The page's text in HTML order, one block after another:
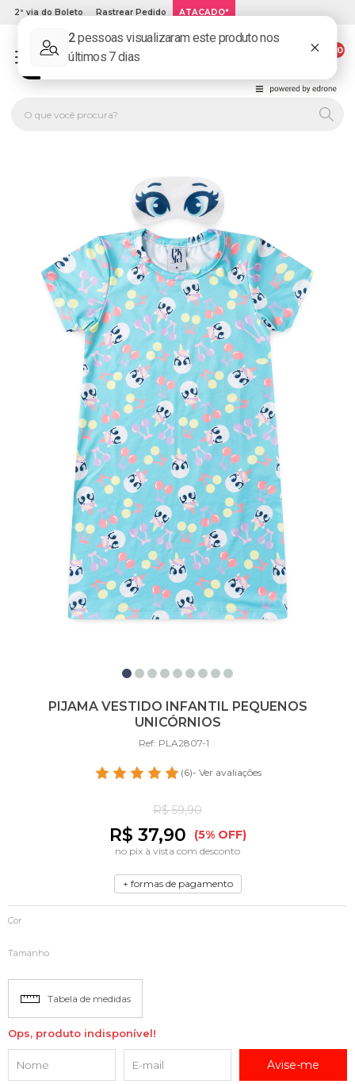
2ª via do Boleto Rastrear Pedido ATACADO*
00
PIJAMA VESTIDO INFANTIL PEQUENOS
UNICÓRNIOS
Ref: PLA2807-1
(6)- Ver avaliações
R$ 59,90
R$ 37,90 (5% OFF)
no pix à vista com desconto
+ formas de pagamento
Cor
Tamanho
Tabela de medidas
Ops, produto indisponível!
Avise-me